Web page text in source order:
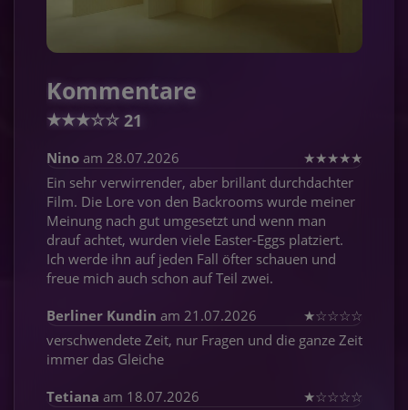
Kommentare
★★★☆☆ 21
Nino am 28.07.2026 ★★★★★
Ein sehr verwirrender, aber brillant durchdachter
Film. Die Lore von den Backrooms wurde meiner
Meinung nach gut umgesetzt und wenn man
drauf achtet, wurden viele Easter-Eggs platziert.
Ich werde ihn auf jeden Fall öfter schauen und
freue mich auch schon auf Teil zwei.
Berliner Kundin am 21.07.2026 ★☆☆☆☆
verschwendete Zeit, nur Fragen und die ganze Zeit
immer das Gleiche
Tetiana am 18.07.2026 ★☆☆☆☆